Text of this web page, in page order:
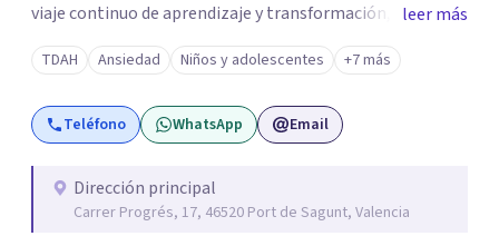
viaje continuo de aprendizaje y transformación,
moldeado por másters, especializaciones y experiencias
que han reafirmado mi verdadera vocación: acompañar a
familias y adolescentes en sus momentos más cruciales,
guiándolos hacia relaciones más saludables y un
leer más
TDAH Ansiedad Niños y adolescentes +7 más
Teléfono WhatsApp Email
Dirección principal
Carrer Progrés, 17, 46520 Port de Sagunt, Valencia